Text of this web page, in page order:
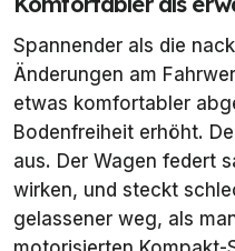
Spannender als die
Änderungen am
etwas komfortabler
Bodenfreiheit erhöht.
aus. Der Wagen federt
wirken, und steckt
gelassener weg, als